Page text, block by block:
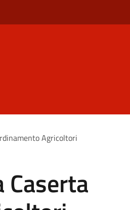
Agricoltori